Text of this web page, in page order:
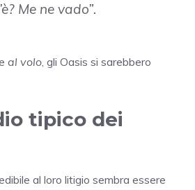
Me ne vado”.
al volo , gli Oasis si sarebbero
tipico dei
al loro litigio sembra essere